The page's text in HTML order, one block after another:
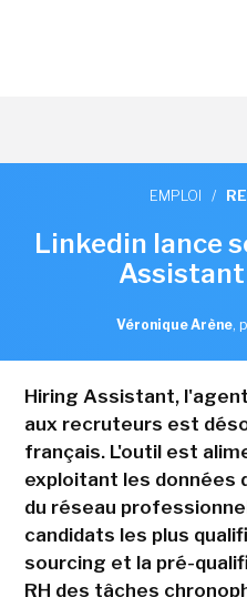
EMPLOI /
Linkedin lance
Assistant
Véronique Arène,
Hiring Assistant,
aux recruteurs est
français. L'outil est
exploitant les données
du réseau
candidats les plus
sourcing et la pré-
RH des tâches